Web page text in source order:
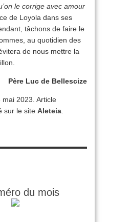
le corrige avec amour
de Loyola dans ses
tâchons de faire le
au quotidien des
de nous mettre la
Père Luc de Bellescize
2023. Article
sur le site Aleteia
du mois